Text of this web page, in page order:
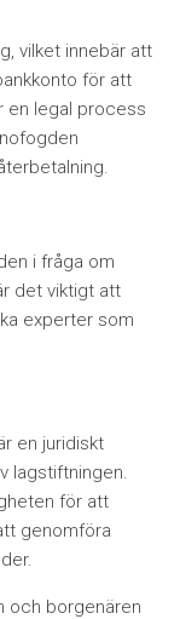
vilket innebär att
för att
en legal process
i fråga om
det viktigt att
experter som
en juridiskt
lagstiftningen.
för att
genomföra
och borgenären